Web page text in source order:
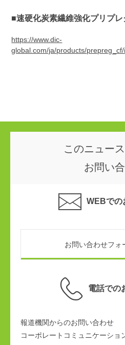
■速硬化炭素繊維強化プリプ
https://www.dic-
global.com/ja/products/
このニュー
お問い
WEBでの
お問い合わせフォ
電話での
報道機関からのお問い合わせ
コーポレートコミュニケーショ